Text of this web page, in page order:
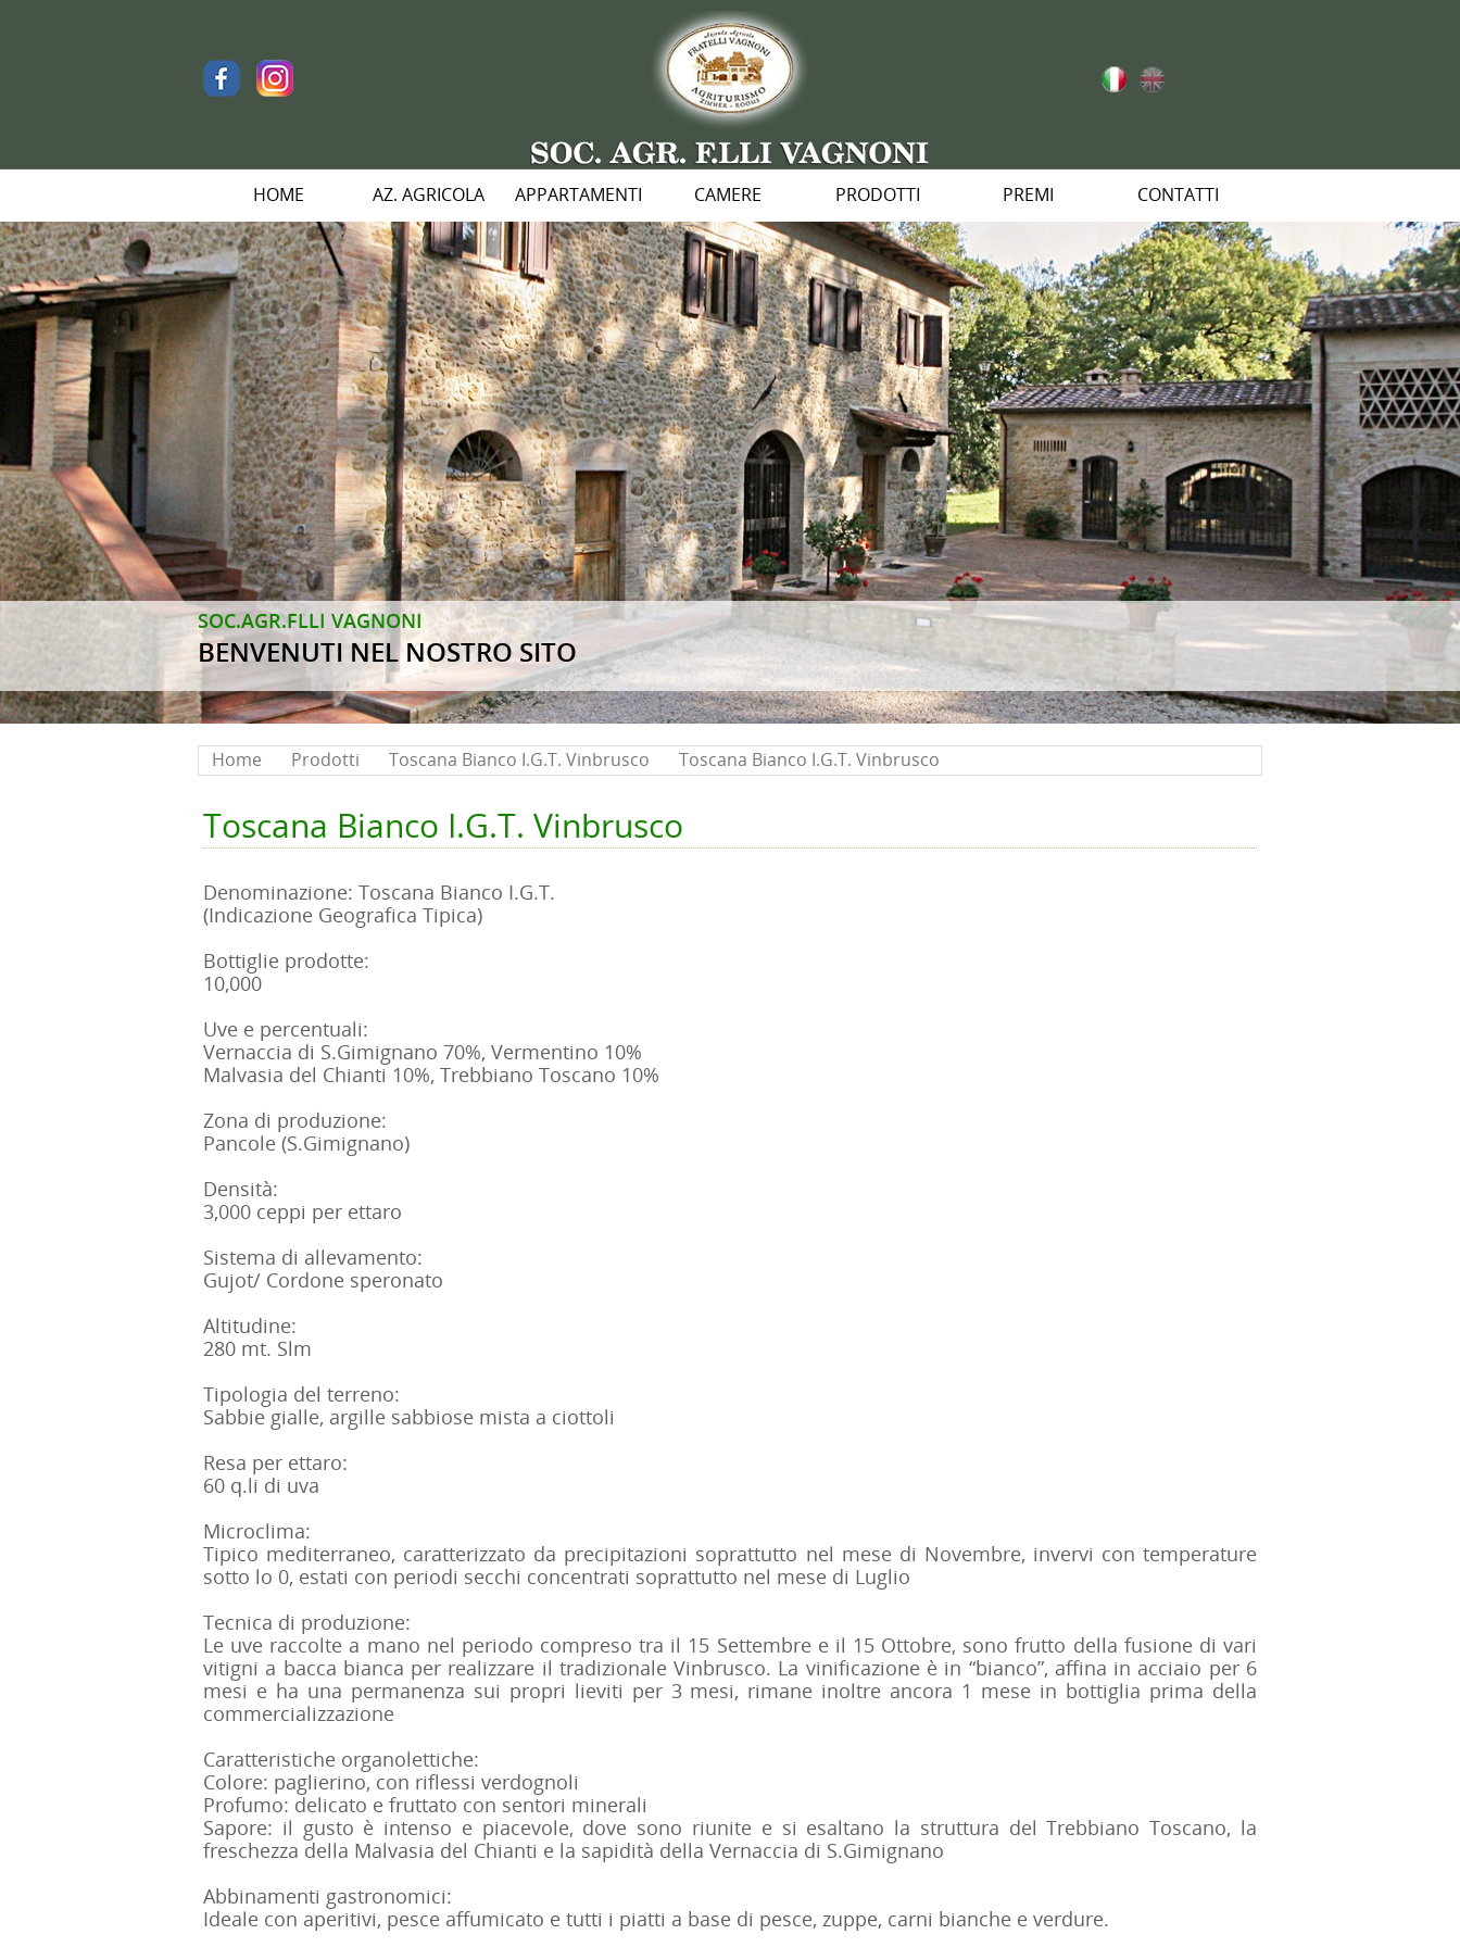
HOME AZ. AGRICOLA APPARTAMENTI CAMERE PRODOTTI PREMI CONTATTI
SOC.AGR.FLLI VAGNONI
BENVENUTI NEL NOSTRO SITO
Home Prodotti Toscana Bianco I.G.T. Vinbrusco Toscana Bianco I.G.T. Vinbrusco
Toscana Bianco I.G.T. Vinbrusco
Denominazione: Toscana Bianco I.G.T.
(Indicazione Geografica Tipica)
Bottiglie prodotte:
10,000
Uve e percentuali:
Vernaccia di S.Gimignano 70%, Vermentino 10%
Malvasia del Chianti 10%, Trebbiano Toscano 10%
Zona di produzione:
Pancole (S.Gimignano)
Densità:
3,000 ceppi per ettaro
Sistema di allevamento:
Gujot/ Cordone speronato
Altitudine:
280 mt. Slm
Tipologia del terreno:
Sabbie gialle, argille sabbiose mista a ciottoli
Resa per ettaro:
60 q.li di uva
Microclima:
Tipico mediterraneo, caratterizzato da precipitazioni soprattutto nel mese di Novembre, invervi con temperature
sotto lo 0, estati con periodi secchi concentrati soprattutto nel mese di Luglio
Tecnica di produzione:
Le uve raccolte a mano nel periodo compreso tra il 15 Settembre e il 15 Ottobre, sono frutto della fusione di vari
vitigni a bacca bianca per realizzare il tradizionale Vinbrusco. La vinificazione è in “bianco”, affina in acciaio per 6
mesi e ha una permanenza sui propri lieviti per 3 mesi, rimane inoltre ancora 1 mese in bottiglia prima della
commercializzazione
Caratteristiche organolettiche:
Colore: paglierino, con riflessi verdognoli
Profumo: delicato e fruttato con sentori minerali
Sapore: il gusto è intenso e piacevole, dove sono riunite e si esaltano la struttura del Trebbiano Toscano, la
freschezza della Malvasia del Chianti e la sapidità della Vernaccia di S.Gimignano
Abbinamenti gastronomici:
Ideale con aperitivi, pesce affumicato e tutti i piatti a base di pesce, zuppe, carni bianche e verdure.